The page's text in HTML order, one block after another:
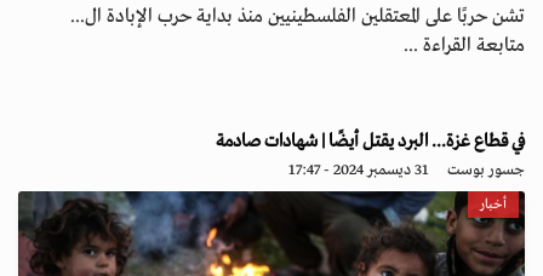
تشن حربًا على المعتقلين الفلسطينيين منذ بداية حرب الإبادة ال...
متابعة القراءة ...
في قطاع غزة... البرد يقتل أيضًا | شهادات صادمة
جسور بوست 31 ديسمبر 2024 - 17:47
أخبار